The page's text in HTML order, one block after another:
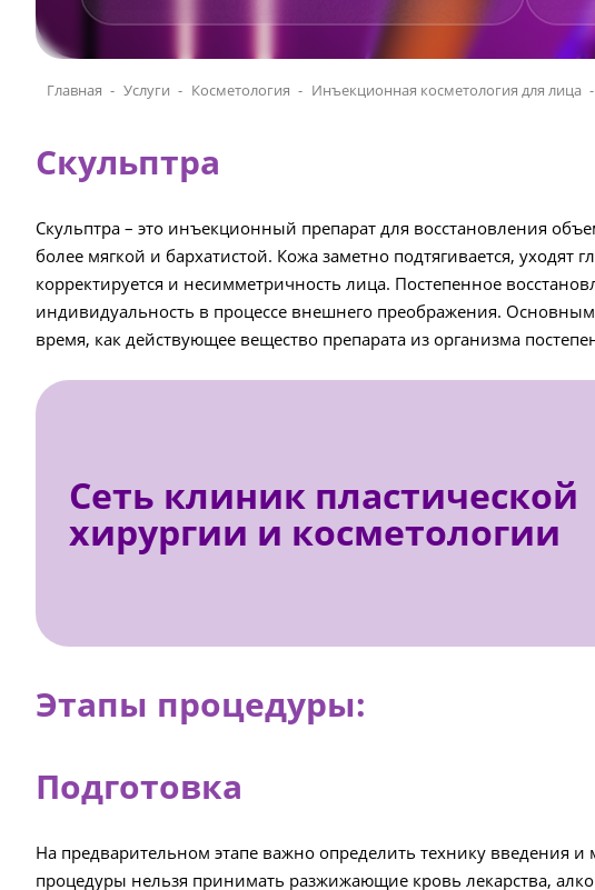
Главная Услуги Косметология Инъекционная косметология для лица
Скульптра
Скульптра – это инъекционный препарат для восстановления
более мягкой и бархатистой. Кожа заметно подтягивается,
корректируется и несимметричность лица. Постепенное
индивидуальность в процессе внешнего преображения.
время, как действующее вещество препарата из организма
Сеть клиник пластической
хирургии и косметологии
Этапы процедуры:
Подготовка
На предварительном этапе важно определить технику введения
процедуры нельзя принимать разжижающие кровь лекарства,